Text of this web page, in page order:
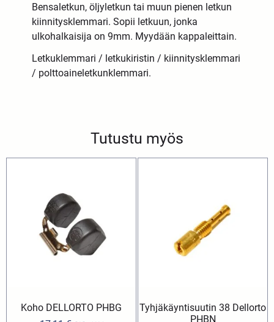
Bensaletkun, öljyletkun tai muun pienen letkun
kiinnitysklemmari. Sopii letkuun, jonka
ulkohalkaisija on 9mm. Myydään kappaleittain.
Letkuklemmari / letkukiristin / kiinnitysklemmari
/ polttoaineletkunklemmari.
Tutustu myös
Koho DELLORTO PHBG
Tyhjäkäyntisuutin 38 Dellorto
PHBN